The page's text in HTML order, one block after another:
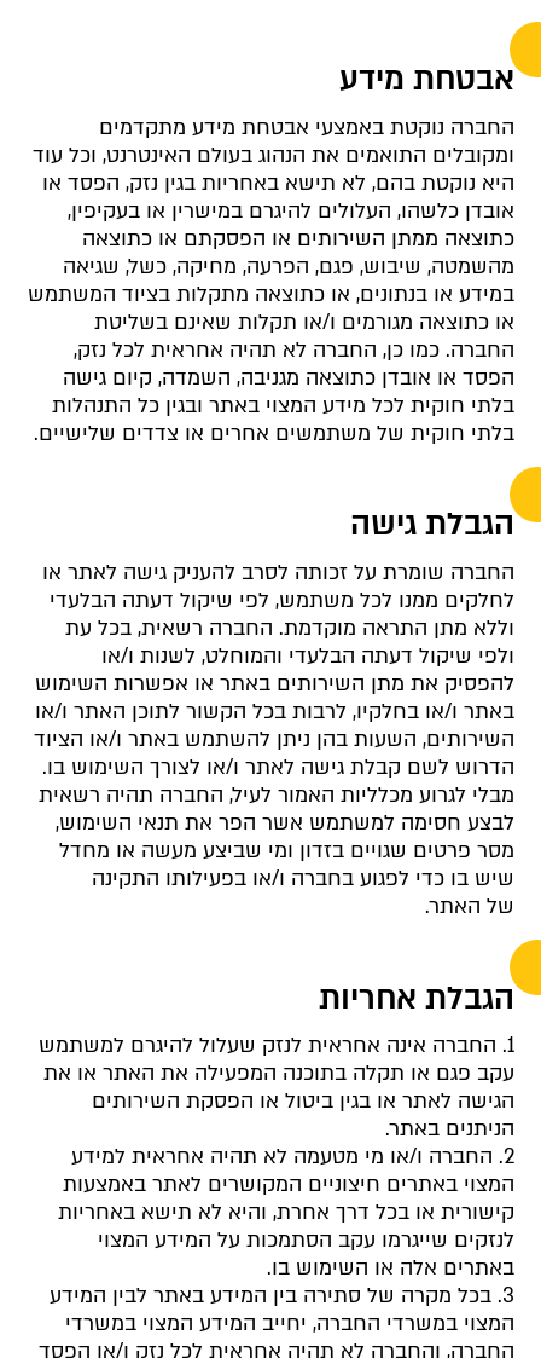
אבטחת מידע
החברה נוקטת באמצעי אבטחת מידע מתקדמים
ומקובלים התואמים את הנהוג בעולם האינטרנט, וכל עוד
היא נוקטת בהם, לא תישא באחריות בגין נזק, הפסד או
אובדן כלשהו, העלולים להיגרם במישרין או בעקיפין,
כתוצאה ממתן השירותים או הפסקתם או כתוצאה
מהשמטה, שיבוש, פגם, הפרעה, מחיקה, כשל, שגיאה
במידע או בנתונים, או כתוצאה מתקלות בציוד המשתמש
או כתוצאה מגורמים ו/או תקלות שאינם בשליטת
החברה. כמו כן, החברה לא תהיה אחראית לכל נזק,
הפסד או אובדן כתוצאה מגניבה, השמדה, קיום גישה
בלתי חוקית לכל מידע המצוי באתר ובגין כל התנהלות
בלתי חוקית של משתמשים אחרים או צדדים שלישיים.
הגבלת גישה
החברה שומרת על זכותה לסרב להעניק גישה לאתר או
לחלקים ממנו לכל משתמש, לפי שיקול דעתה הבלעדי
וללא מתן התראה מוקדמת. החברה רשאית, בכל עת
ולפי שיקול דעתה הבלעדי והמוחלט, לשנות ו/או
להפסיק את מתן השירותים באתר או אפשרות השימוש
באתר ו/או בחלקיו, לרבות בכל הקשור לתוכן האתר ו/או
השירותים, השעות בהן ניתן להשתמש באתר ו/או הציוד
הדרוש לשם קבלת גישה לאתר ו/או לצורך השימוש בו.
מבלי לגרוע מכלליות האמור לעיל, החברה תהיה רשאית
לבצע חסימה למשתמש אשר הפר את תנאי השימוש,
מסר פרטים שגויים בזדון ומי שביצע מעשה או מחדל
שיש בו כדי לפגוע בחברה ו/או בפעילותו התקינה
של האתר.
הגבלת אחריות
1. החברה אינה אחראית לנזק שעלול להיגרם למשתמש
עקב פגם או תקלה בתוכנה המפעילה את האתר או את
הגישה לאתר או בגין ביטול או הפסקת השירותים
הניתנים באתר.
2. החברה ו/או מי מטעמה לא תהיה אחראית למידע
המצוי באתרים חיצוניים המקושרים לאתר באמצעות
קישורית או בכל דרך אחרת, והיא לא תישא באחריות
לנזקים שייגרמו עקב הסתמכות על המידע המצוי
באתרים אלה או השימוש בו.
3. בכל מקרה של סתירה בין המידע באתר לבין המידע
המצוי במשרדי החברה, יחייב המידע המצוי במשרדי
החברה, והחברה לא תהיה אחראית לכל נזק ו/או הפסד